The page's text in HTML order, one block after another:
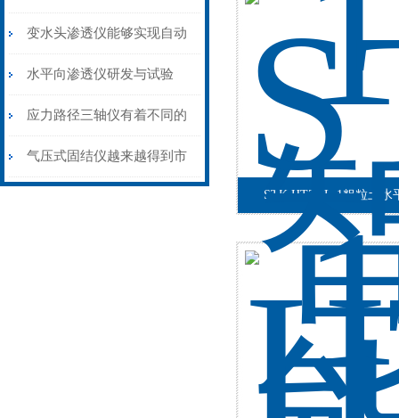
些要求？
变水头渗透仪能够实现自动
化就是厉害的！
水平向渗透仪研发与试验
应力路径三轴仪有着不同的
土壤应力路径测试方法
气压式固结仪越来越得到市
STK.HTZCL-1粗粒土水